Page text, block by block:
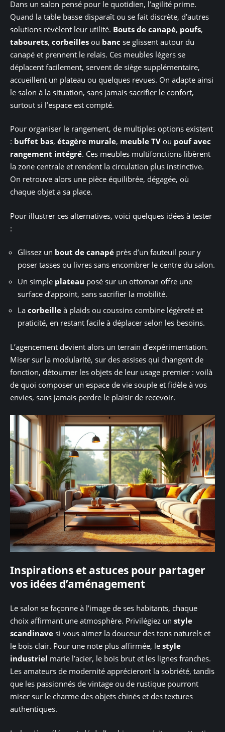
Dans un salon pensé pour le quotidien, l’agilité prime.
Quand la table basse disparaît ou se fait discrète, d’autres
solutions révèlent leur utilité. Bouts de canapé, poufs,
tabourets, corbeilles ou banc se glissent autour du
canapé et prennent le relais. Ces meubles légers se
déplacent facilement, servent de siège supplémentaire,
accueillent un plateau ou quelques revues. On adapte ainsi
le salon à la situation, sans jamais sacrifier le confort,
surtout si l’espace est compté.
Pour organiser le rangement, de multiples options existent
: buffet bas, étagère murale, meuble TV ou pouf avec
rangement intégré. Ces meubles multifonctions libèrent
la zone centrale et rendent la circulation plus instinctive.
On retrouve alors une pièce équilibrée, dégagée, où
chaque objet a sa place.
Pour illustrer ces alternatives, voici quelques idées à tester
:
Glissez un bout de canapé près d’un fauteuil pour y
poser tasses ou livres sans encombrer le centre du salon.
Un simple plateau posé sur un ottoman offre une
surface d’appoint, sans sacrifier la mobilité.
La corbeille à plaids ou coussins combine légèreté et
praticité, en restant facile à déplacer selon les besoins.
L’agencement devient alors un terrain d’expérimentation.
Miser sur la modularité, sur des assises qui changent de
fonction, détourner les objets de leur usage premier : voilà
de quoi composer un espace de vie souple et fidèle à vos
envies, sans jamais perdre le plaisir de recevoir.
Inspirations et astuces pour partager
vos idées d’aménagement
Le salon se façonne à l’image de ses habitants, chaque
choix affirmant une atmosphère. Privilégiez un style
scandinave si vous aimez la douceur des tons naturels et
le bois clair. Pour une note plus affirmée, le style
industriel marie l’acier, le bois brut et les lignes franches.
Les amateurs de modernité apprécieront la sobriété, tandis
que les passionnés de vintage ou de rustique pourront
miser sur le charme des objets chinés et des textures
authentiques.